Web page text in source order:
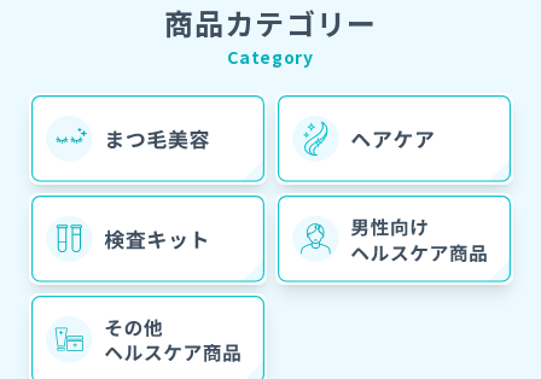
商品カテゴリー
Category